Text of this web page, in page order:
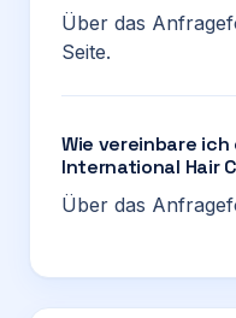
Über das
Seite.
Wie vereinbare ich
International Hair
Über das